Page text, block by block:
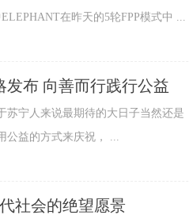
在昨天的5轮FPP模式中 ...
发布 向善而行践行公益
苏宁人来说最期待的大日子当然还是
公益的方式来庆祝， ...
社会的绝望愿景